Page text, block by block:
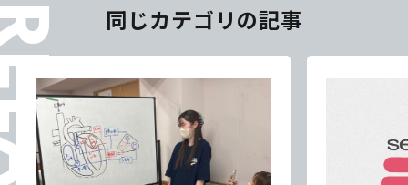
同じカテゴリの記事